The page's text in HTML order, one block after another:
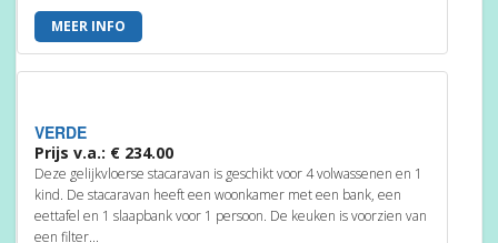
MEER INFO
VERDE
Prijs v.a.: € 234.00
Deze gelijkvloerse stacaravan is geschikt voor 4 volwassenen en 1
kind. De stacaravan heeft een woonkamer met een bank, een
eettafel en 1 slaapbank voor 1 persoon. De keuken is voorzien van
een filter...